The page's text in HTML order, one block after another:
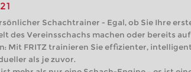
Schachtrainer - Egal, ob Sie Ihre
des Vereinsschachs machen oder bereits
Mit FRITZ trainieren Sie effizienter,
als je zuvor.